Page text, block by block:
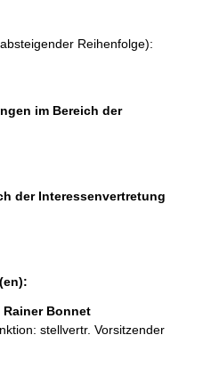
Reihenfolge):
im Bereich der
der Interessenvertretung
Rainer Bonnet
stellvertr. Vorsitzender